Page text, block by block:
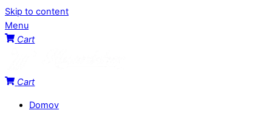
Skip to content
Menu
Cart
Cart
Domov